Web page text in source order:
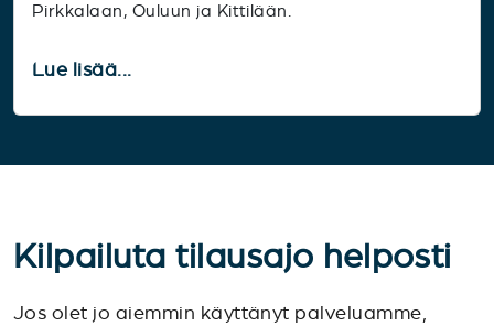
Pirkkalaan, Ouluun ja Kittilään.
Lue lisää...
Kilpailuta tilausajo helposti
Jos olet jo aiemmin käyttänyt palveluamme,